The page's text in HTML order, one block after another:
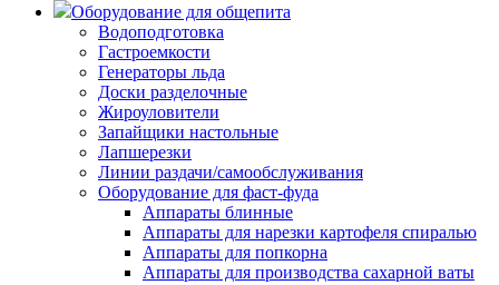
Оборудование для общепита
Водоподготовка
Гастроемкости
Генераторы льда
Доски разделочные
Жироуловители
Запайщики настольные
Лапшерезки
Линии раздачи/самообслуживания
Оборудование для фаст-фуда
Аппараты блинные
Аппараты для нарезки картофеля спиралью
Аппараты для попкорна
Аппараты для производства сахарной ваты